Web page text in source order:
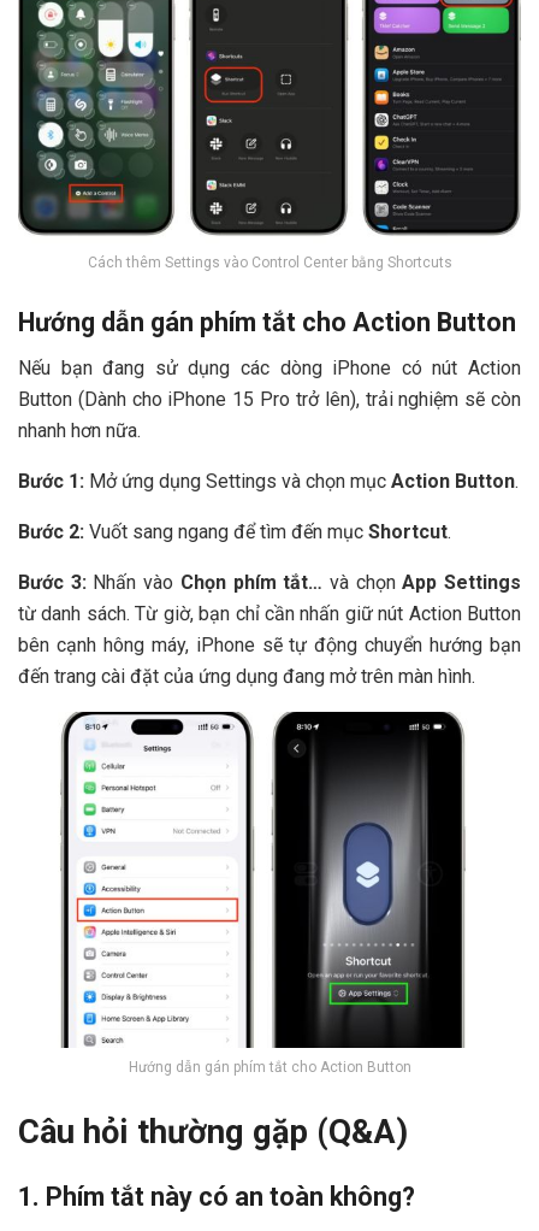
Cách thêm Settings vào Control Center bằng Shortcuts
Hướng dẫn gán phím tắt cho Action Button
Nếu bạn đang sử dụng các dòng iPhone có nút Action
Button (Dành cho iPhone 15 Pro trở lên), trải nghiệm sẽ còn
nhanh hơn nữa.
Bước 1: Mở ứng dụng Settings và chọn mục Action Button.
Bước 2: Vuốt sang ngang để tìm đến mục Shortcut.
Bước 3:Nhấn vào Chọn phím tắt… và chọnApp Settings
từ danh sách. Từ giờ, bạn chỉ cần nhấn giữ nút Action Button
bên cạnh hông máy, iPhone sẽ tự động chuyển hướng bạn
đến trang cài đặt của ứng dụng đang mở trên màn hình.
Hướng dẫn gán phím tắt cho Action Button
Câu hỏi thường gặp (Q&A)
1. Phím tắt này có an toàn không?